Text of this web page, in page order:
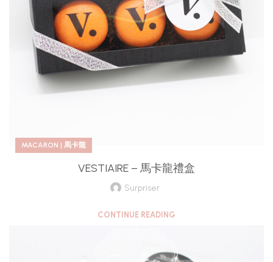
MACARON | 馬卡龍
VESTIAIRE – 馬卡龍禮盒
Surpriser
CONTINUE READING